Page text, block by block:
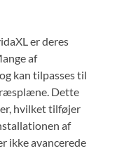
er deres
af
kan tilpasses til
Dette
hvilket tilføjer
af
ikke avancerede